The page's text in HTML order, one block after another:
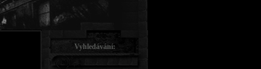
Vyhledávání: